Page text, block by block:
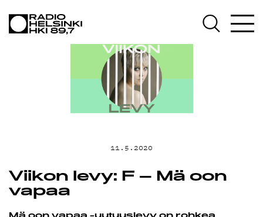
OHJELMAT
TEKIJÄT
ON-DEMAND
11.5.2020
Viikon levy: F – Mä oon
vapaa